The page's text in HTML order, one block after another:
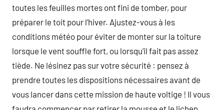
toutes les feuilles mortes ont fini de tomber, pour
préparer le toit pour l’hiver. Ajustez-vous à les
conditions météo pour éviter de monter sur la toiture
lorsque le vent souffle fort, ou lorsqu’il fait pas assez
tiède. Ne lésinez pas sur votre sécurité : pensez à
prendre toutes les dispositions nécessaires avant de
vous lancer dans cette mission de haute voltige ! Il vous